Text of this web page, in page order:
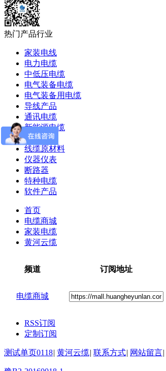
热门产品行业
家装电线
电力电缆
中低压电缆
电气装备电缆
电气装备用电缆
导线产品
通讯电缆
新能源电缆
通信电缆
线缆原材料
仪器仪表
断路器
特种电缆
软件产品
首页
电缆商城
家装电缆
黄河云缆
频道 订阅地址
电缆商城
RSS订阅
定制订阅
测试单页0118| 黄河云缆| 联系方式| 网站留言|